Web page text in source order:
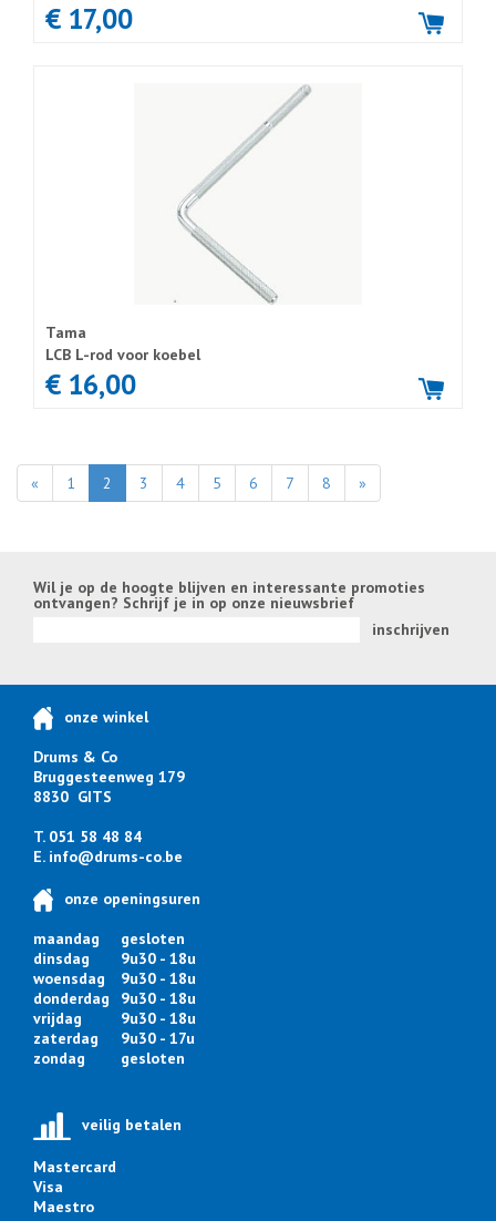
€ 17,00
Tama
LCB L-rod voor koebel
€ 16,00
« 1 2 3 4 5 6 7 8 »
Wil je op de hoogte blijven en interessante promoties
ontvangen? Schrijf je in op onze nieuwsbrief
inschrijven
onze winkel
Drums & Co
Bruggesteenweg 179
8830 GITS
T. 051 58 48 84
E. info@drums-co.be
onze openingsuren
maandag
gesloten
dinsdag
9u30 - 18u
woensdag
9u30 - 18u
donderdag
9u30 - 18u
vrijdag
9u30 - 18u
zaterdag
9u30 - 17u
zondag
gesloten
veilig betalen
Mastercard
Visa
Maestro